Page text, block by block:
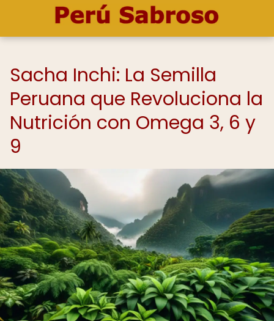
Sacha Inchi: La Semilla
Peruana que Revoluciona la
Nutrición con Omega 3, 6 y
9